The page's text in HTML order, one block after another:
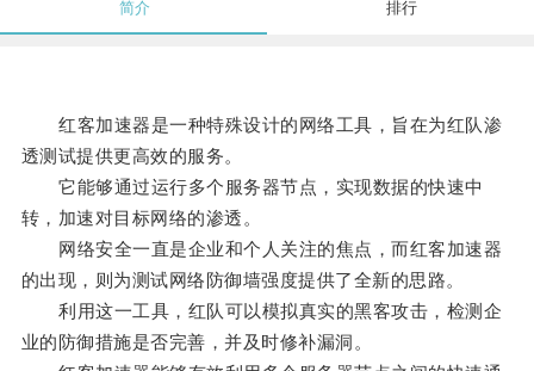
简介 排行
红客加速器是一种特殊设计的网络工具，旨在为红队渗
透测试提供更高效的服务。
它能够通过运行多个服务器节点，实现数据的快速中
转，加速对目标网络的渗透。
网络安全一直是企业和个人关注的焦点，而红客加速器
的出现，则为测试网络防御墙强度提供了全新的思路。
利用这一工具，红队可以模拟真实的黑客攻击，检测企
业的防御措施是否完善，并及时修补漏洞。